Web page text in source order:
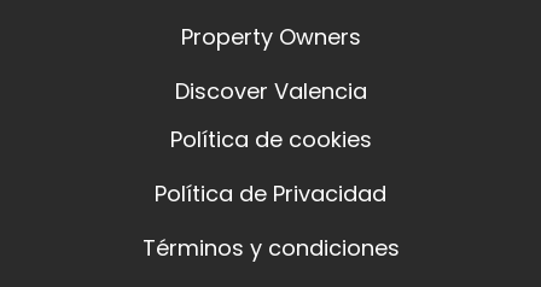
Property Owners
Discover Valencia
Política de cookies
Política de Privacidad
Términos y condiciones